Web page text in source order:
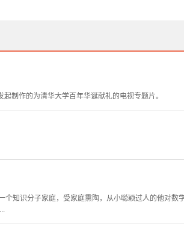
制作的为清华大学百年华诞献礼的电视专题片。
知识分子家庭，受家庭熏陶，从小聪颖过人的他对数